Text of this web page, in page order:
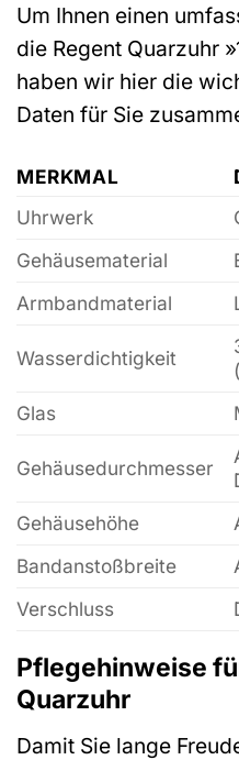
Um Ihnen einen
die Regent Quarzuhr
haben wir hier die
Daten für Sie
MERKMAL
Uhrwerk
Gehäusematerial
Armbandmaterial
Wasserdichtigkeit
Glas
Gehäusedurchmesser
Gehäusehöhe
Bandanstoßbreite
Verschluss
Pflegehinweise
Quarzuhr
Damit Sie lange